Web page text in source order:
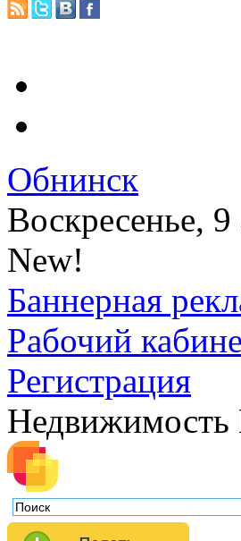
Обнинск
Воскресенье, 9
New!
Баннерная
Рабочий
Регистрация
Недвижимость